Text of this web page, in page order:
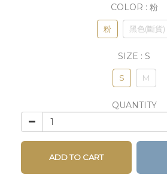
COLOR : 粉
粉 黑色(斷貨)
SIZE : S
S M
QUANTITY
ADD TO CART